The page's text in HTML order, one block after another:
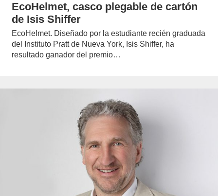
EcoHelmet, casco plegable de cartón
de Isis Shiffer
EcoHelmet. Diseñado por la estudiante recién graduada
del Instituto Pratt de Nueva York, Isis Shiffer, ha
resultado ganador del premio…